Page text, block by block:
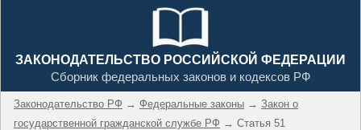
ЗАКОНОДАТЕЛЬСТВО РОССИЙСКОЙ ФЕДЕРАЦИИ
Сборник федеральных законов и кодексов РФ
Законодательство РФ → Федеральные законы → Закон о
государственной гражданской службе РФ → Статья 51